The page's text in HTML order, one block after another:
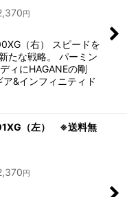
円
（右） スピードを
たな戦略。 パーミン
ィにHAGANEの剛
&インフィニティド
（左） ※送料無
円